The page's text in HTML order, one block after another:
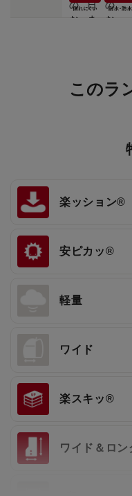
このラ
楽ッション®
安ピカッ®
軽量
ワイド
楽スキッ®
ワイド＆ロン